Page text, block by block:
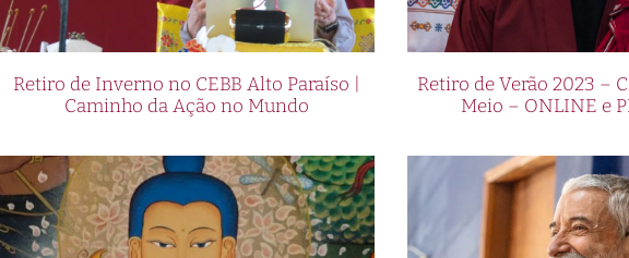
Retiro de Inverno no CEBB Alto Paraíso |
Caminho da Ação no Mundo
Retiro de Verão 2023 –
Meio – ONLINE e